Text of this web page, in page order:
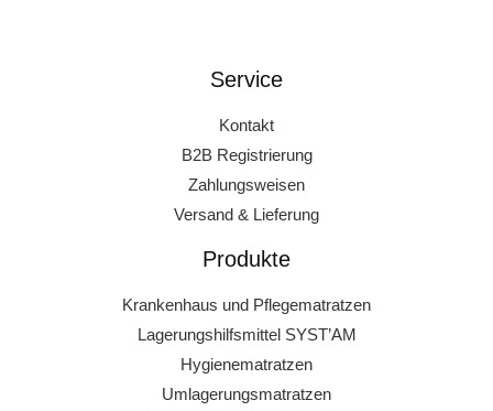
Service
Kontakt
B2B Registrierung
Zahlungsweisen
Versand & Lieferung
Produkte
Krankenhaus und Pflegematratzen
Lagerungshilfsmittel SYST’AM
Hygienematratzen
Umlagerungsmatratzen